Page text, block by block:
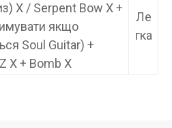
X / Serpent Bow X +
якщо
Soul Guitar) +
X + Bomb X
Ле
гка